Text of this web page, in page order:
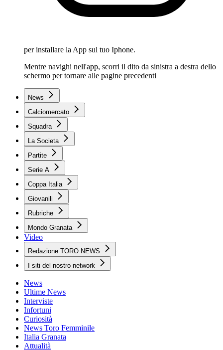
per installare la App sul tuo Iphone.
Mentre navighi nell'app, scorri il dito da sinistra a destra dello
schermo per tornare alle pagine precedenti
News
Calciomercato
Squadra
La Societa
Partite
Serie A
Coppa Italia
Giovanili
Rubriche
Mondo Granata
Video
Redazione TORO NEWS
I siti del nostro network
News
Ultime News
Interviste
Infortuni
Curiosità
News Toro Femminile
Italia Granata
Attualità